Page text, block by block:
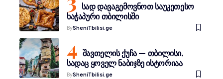
სად დავაგემოვნოთ საუკეთესო
ხაჭაპური თბილისში
BySheniTbilisi.ge
შავთელის ქუჩა — თბილისი,
სადაც ყოველ ნაბიჯზე ისტორიაა
BySheniTbilisi.ge